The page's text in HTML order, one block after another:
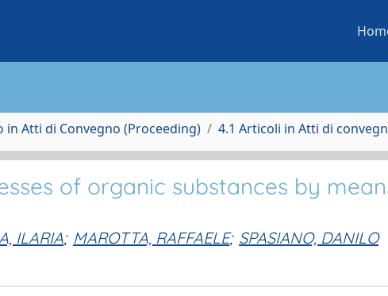
in Atti di Convegno (Proceeding) 4.1 Articoli in Atti di
of organic substances by
ILARIA; MAROTTA, RAFFAELE; SPASIANO, DANILO